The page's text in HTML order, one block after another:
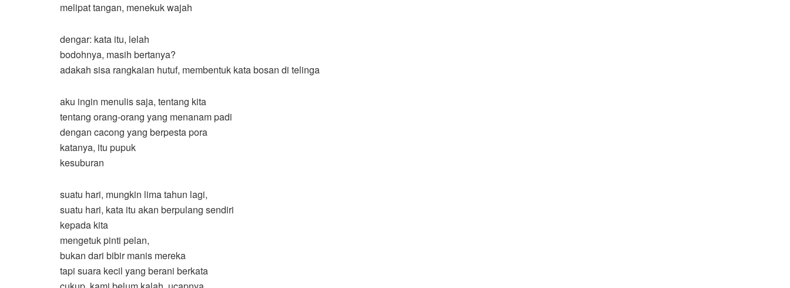
melipat tangan, menekuk wajah
dengar: kata itu, lelah
bodohnya, masih bertanya?
adakah sisa rangkaian hutuf, membentuk kata bosan di telinga
aku ingin menulis saja, tentang kita
tentang orang-orang yang menanam padi
dengan cacong yang berpesta pora
katanya, itu pupuk
kesuburan
suatu hari, mungkin lima tahun lagi,
suatu hari, kata itu akan berpulang sendiri
kepada kita
mengetuk pinti pelan,
bukan dari bibir manis mereka
tapi suara kecil yang berani berkata